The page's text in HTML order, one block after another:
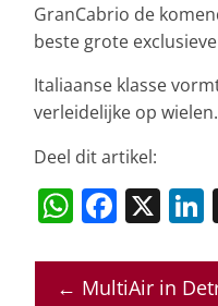
GranCabrio de
beste grote
Italiaanse klasse
verleidelijke op wielen.
Deel dit artikel:
W
at
F
c
X
← MultiAir in